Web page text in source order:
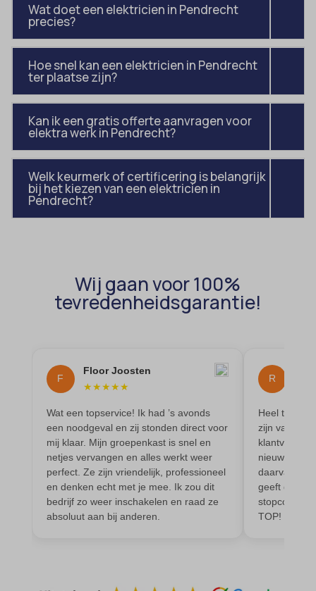
Wat doet een elektricien in Pendrecht
precies?
Hoe snel kan een elektricien in Pendrecht
ter plaatse zijn?
Kan ik een gratis offerte aanvragen voor
elektra werk in Pendrecht?
Welk keurmerk of certificering is belangrijk
bij het kiezen van een elektricien in
Pendrecht?
Wij gaan voor 100%
tevredenheidsgarantie!
F
Floor Joosten
★★★★★
Wat een topservice! Ik had ’s avonds
een noodgeval en zij stonden direct voor
mij klaar. Mijn groepenkast is snel en
netjes vervangen en alles werkt weer
perfect. Ze zijn vriendelijk, professioneel
en denken echt met je mee. Ik zou dit
bedrijf zo weer inschakelen en raad ze
absoluut aan bij anderen.
R
Heel
zijn vak, is
nieuwe
daarvan.
geeft goed
TOP!
ext_name
ezTOC_hidetoc-0
fs-cc
kconsent
klaro
marketing_cookies
MicrosoftApplicationsTelemetryDeviceId
popupShow
snconsent
termsfeed_pc1_consent
twCookieConsent